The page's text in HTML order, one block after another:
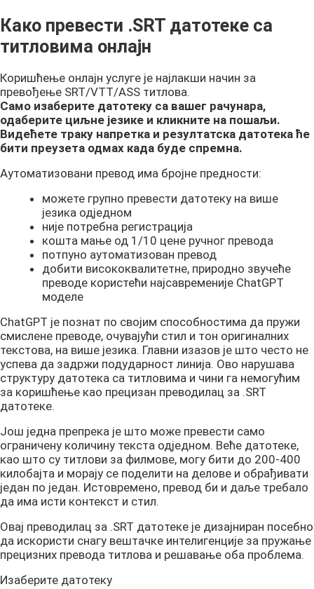
Како превести .SRT датотеке са
титловима онлајн
Коришћење онлајн услуге је најлакши начин за
превођење SRT/VTT/ASS титлова.
Само изаберите датотеку са вашег рачунара,
одаберите циљне језике и кликните на пошаљи.
Видећете траку напретка и резултатска датотека ће
бити преузета одмах када буде спремна.
Аутоматизовани превод има бројне предности:
можете групно превести датотеку на више
језика одједном
није потребна регистрација
кошта мање од 1/10 цене ручног превода
потпуно аутоматизован превод
добити висококвалитетне, природно звучеће
преводе користећи најсавременије ChatGPT
моделе
ChatGPT је познат по својим способностима да пружи
смислене преводе, очувајући стил и тон оригиналних
текстова, на више језика. Главни изазов је што често не
успева да задржи подударност линија. Ово нарушава
структуру датотека са титловима и чини га немогућим
за коришћење као прецизан преводилац за .SRT
датотеке.
Још једна препрека је што може превести само
ограничену количину текста одједном. Веће датотеке,
као што су титлови за филмове, могу бити до 200-400
килобајта и морају се поделити на делове и обрађивати
један по један. Истовремено, превод би и даље требало
да има исти контекст и стил.
Овај преводилац за .SRT датотеке је дизајниран посебно
да искористи снагу вештачке интелигенције за пружање
прецизних превода титлова и решавање оба проблема.
Изаберите датотеку